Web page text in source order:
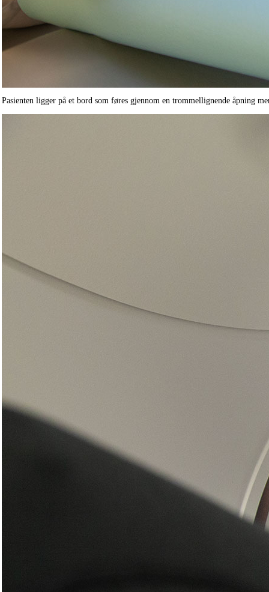
Pasienten ligger på et bord som føres gjennom en trommellignende åpning